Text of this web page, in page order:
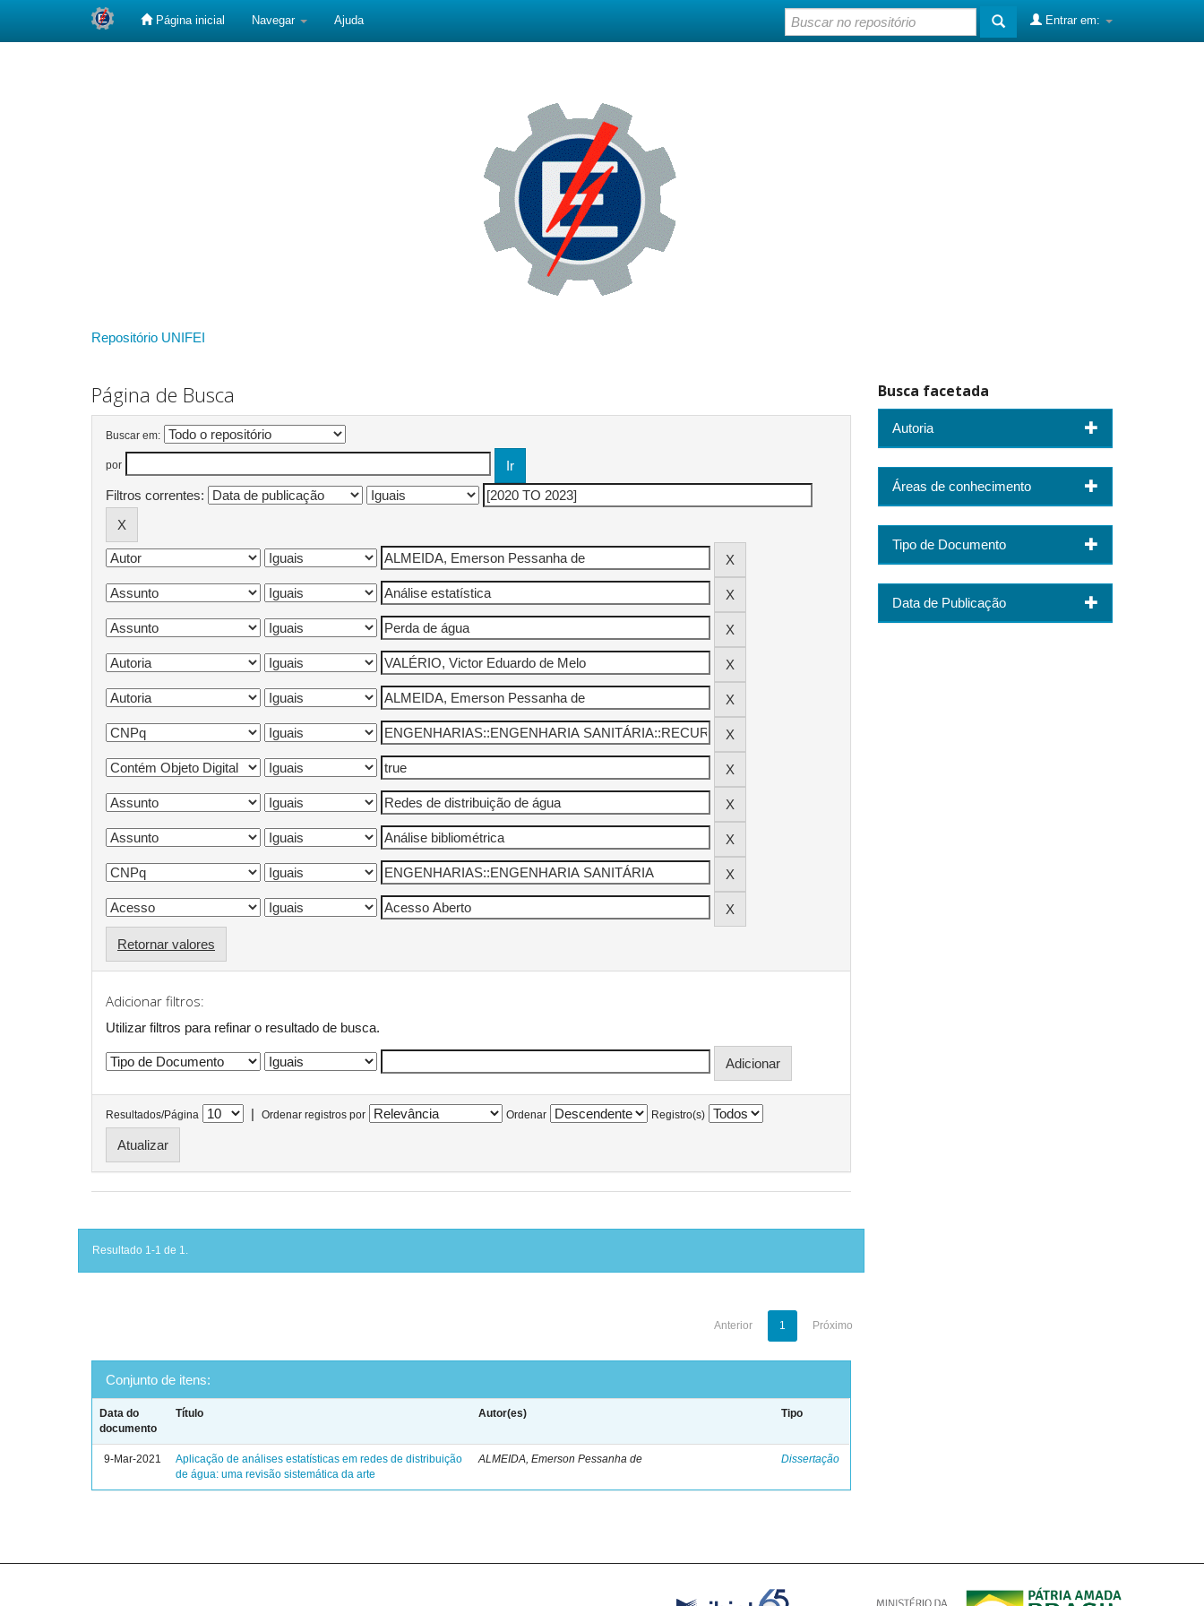
Página inicial Navegar Ajuda Entrar em:
Repositório UNIFEI
Página de Busca
Buscar em:
por
Filtros correntes:
Retornar valores
Adicionar filtros:
Utilizar filtros para refinar o resultado de busca.
Resultados/Página | Ordenar registros por Ordenar Registro(s)
Resultado 1-1 de 1.
Anterior 1 Próximo
Conjunto de itens:
Data do
documento
Título Autor(es) Tipo
9-Mar-2021
Aplicação de análises estatísticas em redes de distribuição
de água: uma revisão sistemática da arte
ALMEIDA, Emerson Pessanha de Dissertação
Busca facetada
Autoria
Áreas de conhecimento
Tipo de Documento
Data de Publicação